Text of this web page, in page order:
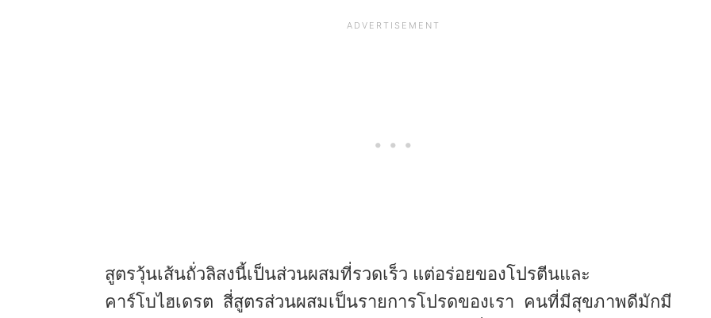
สูตรวุ้นเส้นถั่วลิสงนี้เป็นส่วนผสมที่รวดเร็ว แต่อร่อยของโปรตีนและ
คาร์โบไฮเดรต สี่สูตรส่วนผสมเป็นรายการโปรดของเรา คนที่มีสุขภาพดีมักมี